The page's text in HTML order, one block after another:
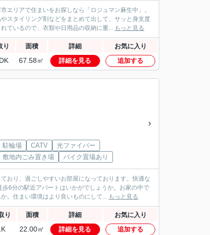
エリアで住まいをお探しなら「ロジュマン麻生中」。
スタイリング剤などをまとめて出して、サッと身支度
ているので、衣類や日用品の収納に重... もっと見る
り 面積 詳細 お気に入り
67.58㎡ 詳細を見る 追加する
駐輪場 CATV
光ファイバー
敷地内ごみ置き場
バイク置場あり
おり、過ごしやすいお部屋になっております。快適な
6分の駅近アパートはいかがでしょうか。お家の中で
。住まい環境はより良いものにして... もっと見る
り 面積 詳細 お気に入り
22.00㎡ 詳細を見る 追加する